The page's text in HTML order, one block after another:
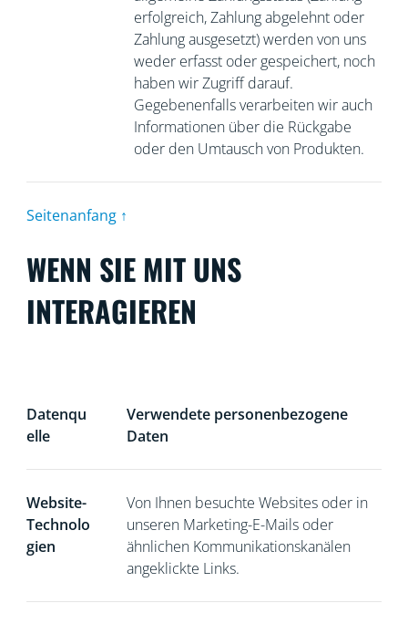
erfolgreich, Zahlung abgelehnt oder
Zahlung ausgesetzt) werden von uns
weder erfasst oder gespeichert, noch
haben wir Zugriff darauf.
Gegebenenfalls verarbeiten wir auch
Informationen über die Rückgabe
oder den Umtausch von Produkten.
Seitenanfang ↑
WENN SIE MIT UNS
INTERAGIEREN
Datenqu
elle
Verwendete personenbezogene
Daten
Website-
Technolo
gien
Von Ihnen besuchte Websites oder in
unseren Marketing-E-Mails oder
ähnlichen Kommunikationskanälen
angeklickte Links.